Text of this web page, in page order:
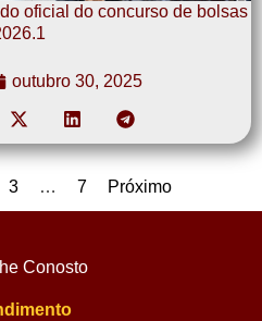
oficial do concurso de bolsas
outubro 30, 2025
3 … 7 Próximo
Conosto